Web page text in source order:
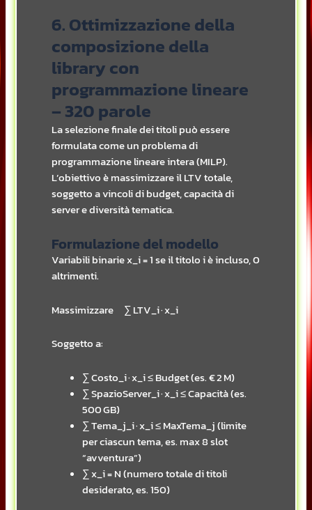
6. Ottimizzazione della
composizione della
library con
programmazione lineare
– 320 parole
La selezione finale dei titoli può essere
formulata come un problema di
programmazione lineare intera (MILP).
L’obiettivo è massimizzare il LTV totale,
soggetto a vincoli di budget, capacità di
server e diversità tematica.
Formulazione del modello
Variabili binarie x_i = 1 se il titolo i è incluso, 0
altrimenti.
Massimizzare ∑ LTV_i · x_i
Soggetto a:
∑ Costo_i · x_i ≤ Budget (es. € 2 M)
∑ SpazioServer_i · x_i ≤ Capacità (es.
500 GB)
∑ Tema_j_i · x_i ≤ MaxTema_j (limite
per ciascun tema, es. max 8 slot
“avventura”)
∑ x_i = N (numero totale di titoli
desiderato, es. 150)